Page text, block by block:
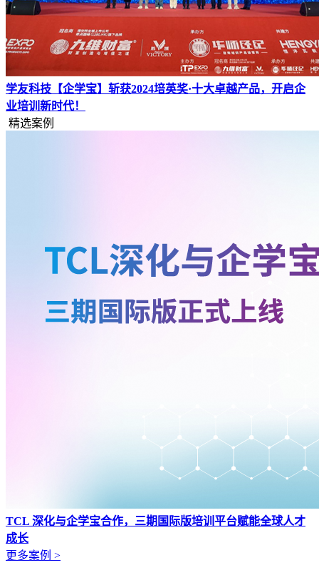
学友科技【企学宝】斩获2024培英奖·十大卓越产品，开启企
业培训新时代！
精选案例
TCL 深化与企学宝合作，三期国际版培训平台赋能全球人才
成长
更多案例 >